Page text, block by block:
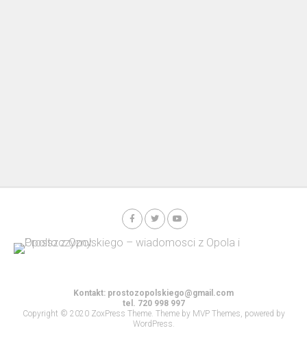
Kontakt: prostozopolskiego@gmail.com
tel. 720 998 997
Copyright © 2020 ZoxPress Theme. Theme by MVP Themes, powered by
WordPress.